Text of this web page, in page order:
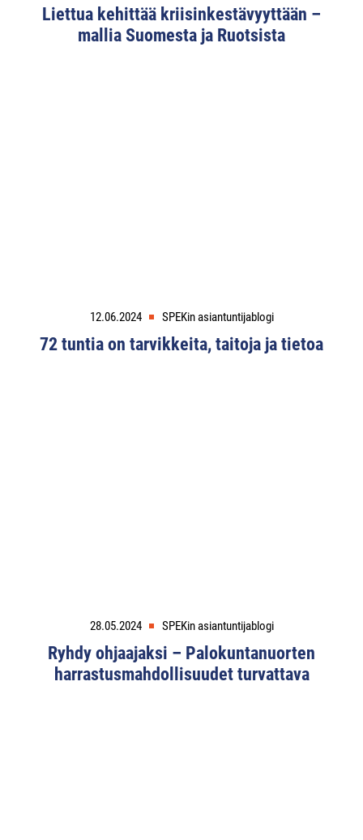
Liettua kehittää kriisinkestävyyttään –
mallia Suomesta ja Ruotsista
12.06.2024 SPEKin asiantuntijablogi
72 tuntia on tarvikkeita, taitoja ja tietoa
28.05.2024 SPEKin asiantuntijablogi
Ryhdy ohjaajaksi – Palokuntanuorten
harrastusmahdollisuudet turvattava